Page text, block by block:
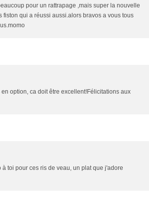
pour un rattrapage ,mais super la nouvelle
qui a réussi aussi.alors bravos a vous tous
option, ca doit être excellent!Félicitations aux
toi pour ces ris de veau, un plat que j'adore